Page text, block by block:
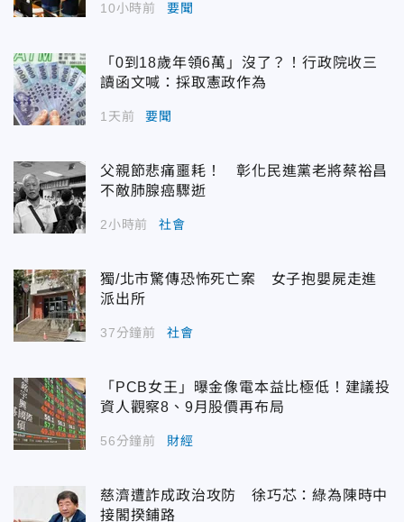
10小時前 要聞
「0到18歲年領6萬」沒了？！行政院收三
讀函文喊：採取憲政作為
1天前 要聞
父親節悲痛噩耗！ 彰化民進黨老將蔡裕昌
不敵肺腺癌驟逝
2小時前 社會
獨/北市驚傳恐怖死亡案 女子抱嬰屍走進
派出所
37分鐘前 社會
「PCB女王」曝金像電本益比極低！建議投
資人觀察8、9月股價再布局
56分鐘前 財經
慈濟遭詐成政治攻防 徐巧芯：綠為陳時中
接閣揆鋪路